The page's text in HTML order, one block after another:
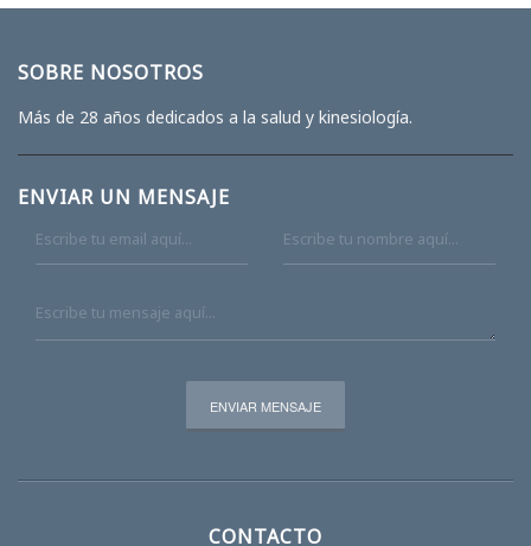
SOBRE NOSOTROS
Más de 28 años dedicados a la salud y kinesiología.
ENVIAR UN MENSAJE
CONTACTO